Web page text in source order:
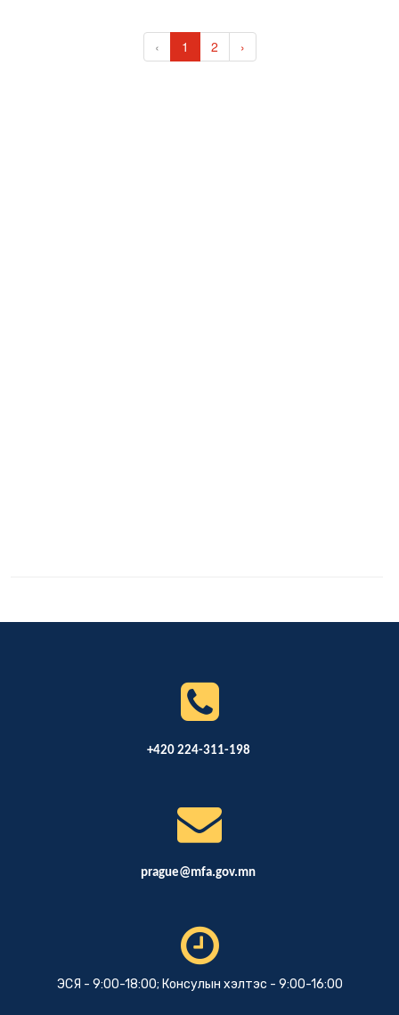
‹ 1 2 ›
+420 224-311-198
prague@mfa.gov.mn
ЭСЯ - 9:00-18:00; Консулын хэлтэс - 9:00-16:00